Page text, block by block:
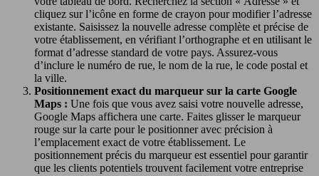
cliquez sur l’icône en forme de crayon pour modifier l’adresse
existante. Saisissez la nouvelle adresse complète et précise de
votre établissement, en vérifiant l’orthographe et en utilisant le
format d’adresse standard de votre pays. Assurez-vous
d’inclure le numéro de rue, le nom de la rue, le code postal et
la ville.
Positionnement exact du marqueur sur la carte Google
Maps : Une fois que vous avez saisi votre nouvelle adresse,
Google Maps affichera une carte. Faites glisser le marqueur
rouge sur la carte pour le positionner avec précision à
l’emplacement exact de votre établissement. Le
positionnement précis du marqueur est essentiel pour garantir
que les clients potentiels trouvent facilement votre entreprise